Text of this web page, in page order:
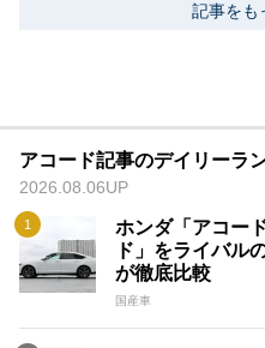
記事をも
アコード記事のデイリーラ
2026.08.06UP
ホンダ「アコー
ド」をライバル
が徹底比較
国産車